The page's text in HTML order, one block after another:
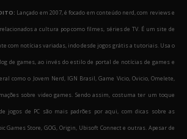
Lançado em 2007, é focado em conteúdo nerd, com reviews e
a cultura pop como filmes, séries de TV. É um site de
com notícias variadas, indo desde jogos grátis a tutoriais. Usa o
de games, ao invés do estilo de portal de notícias de games e
como o Jovem Nerd, IGN Brasil, Game Vicio, Ovicio, Omelete,
sobre video games. Sendo assim, costuma ter um toque
jogos de PC são mais padrões por aqui, com dicas sobre as
Games Store, GOG, Origin, Ubisoft Connect e outras. Apesar de